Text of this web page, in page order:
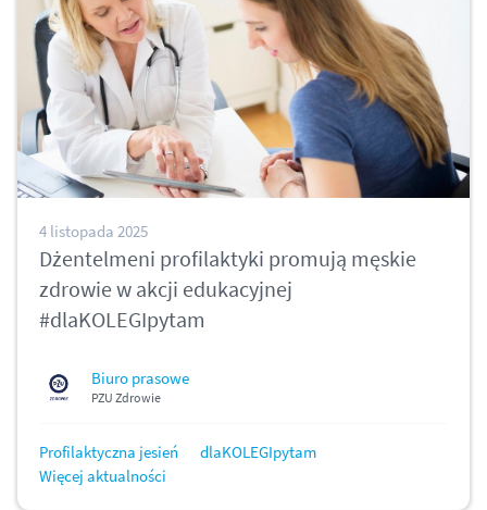
4 listopada 2025
Dżentelmeni profilaktyki promują męskie
zdrowie w akcji edukacyjnej
#dlaKOLEGIpytam
Biuro prasowe
PZU Zdrowie
Profilaktyczna jesień
dlaKOLEGIpytam
Więcej aktualności